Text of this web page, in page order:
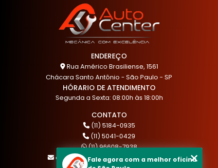
ENDEREÇO
Rua Américo Brasiliense, 1561
Chácara Santo Antônio - São Paulo - SP
HÓRARIO DE ATENDIMENTO
Segunda a Sexta: 08:00h às 18:00h
CONTATO
(11) 5184-0935
(11) 5041-0429
(11) 96608-7938
atendimento@akautocenter.com.br
Fale agora com a melhor oficina